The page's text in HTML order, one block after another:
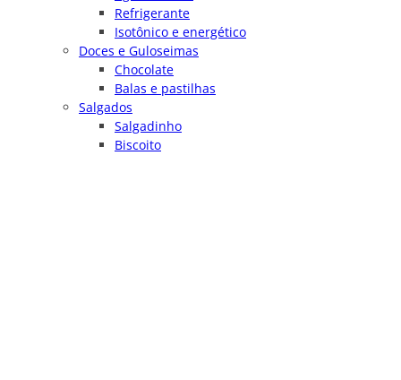
Refrigerante
Isotônico e energético
Doces e Guloseimas
Chocolate
Balas e pastilhas
Salgados
Salgadinho
Biscoito